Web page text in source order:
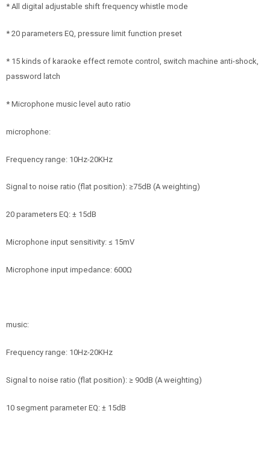
* All digital adjustable shift frequency whistle mode
* 20 parameters EQ, pressure limit function preset
* 15 kinds of karaoke effect remote control, switch machine anti-shock,
password latch
* Microphone music level auto ratio
microphone:
Frequency range: 10Hz-20KHz
Signal to noise ratio (flat position): ≥75dB (A weighting)
20 parameters EQ: ± 15dB
Microphone input sensitivity: ≤ 15mV
Microphone input impedance: 600Ω
music:
Frequency range: 10Hz-20KHz
Signal to noise ratio (flat position): ≥ 90dB (A weighting)
10 segment parameter EQ: ± 15dB